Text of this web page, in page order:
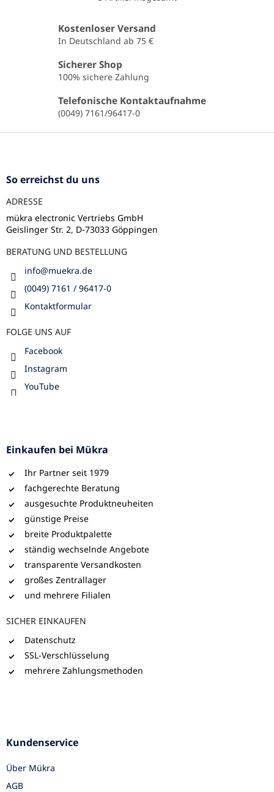
e
u
e
e
l
e
m
e
n
i
s
t
Kostenloser Versand
In Deutschland ab 75 €
Sicherer Shop
100% sichere Zahlung
Telefonische Kontaktaufnahme
(0049) 7161/96417-0
F
So erreichst du uns
ADRESSE
mükra electronic Vertriebs GmbH
Geislinger Str. 2, D-73033 Göppingen
BERATUNG UND BESTELLUNG
info@muekra.de
(0049) 7161 / 96417-0
Kontaktformular
FOLGE UNS AUF
Facebook
Instagram
YouTube
Einkaufen bei Mükra
Ihr Partner seit 1979
fachgerechte Beratung
ausgesuchte Produktneuheiten
günstige Preise
breite Produktpalette
ständig wechselnde Angebote
transparente Versandkosten
großes Zentrallager
und mehrere Filialen
SICHER EINKAUFEN
Datenschutz
SSL-Verschlüsselung
mehrere Zahlungsmethoden
Kundenservice
Über Mükra
AGB